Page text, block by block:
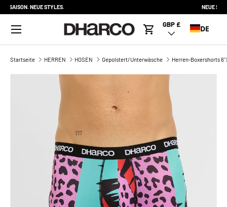
Menü
Warenkorb
Land/Region
GBP £ DE
Startseite HERREN HOSEN Gepolstert/Unterwäsche Herren-Boxershorts 6"